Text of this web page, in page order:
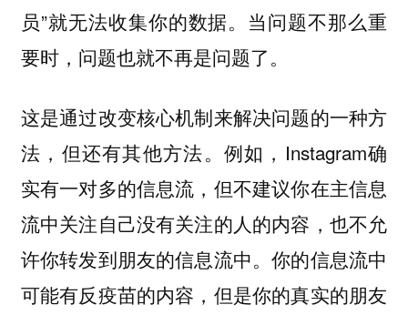
员”就无法收集你的数据。当问题不那么重
要时，问题也就不再是问题了。
这是通过改变核心机制来解决问题的一种方
法，但还有其他方法。例如，Instagram确
实有一对多的信息流，但不建议你在主信息
流中关注自己没有关注的人的内容，也不允
许你转发到朋友的信息流中。你的信息流中
可能有反疫苗的内容，但是你的真实的朋友